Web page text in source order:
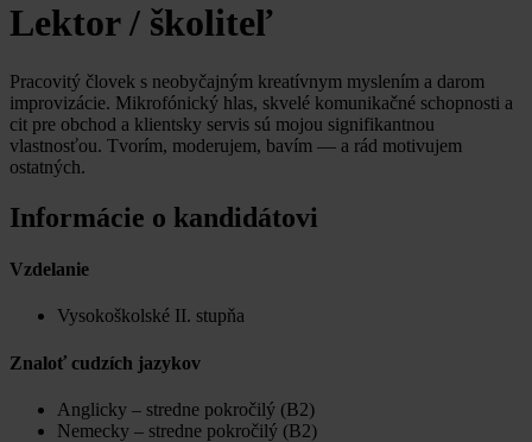
Lektor / školiteľ
Pracovitý človek s neobyčajným kreatívnym myslením a darom
improvizácie. Mikrofónický hlas, skvelé komunikačné schopnosti a
cit pre obchod a klientsky servis sú mojou signifikantnou
vlastnosťou. Tvorím, moderujem, bavím — a rád motivujem
ostatných.
Informácie o kandidátovi
Vzdelanie
Vysokoškolské II. stupňa
Znaloť cudzích jazykov
Anglicky – stredne pokročilý (B2)
Nemecky – stredne pokročilý (B2)